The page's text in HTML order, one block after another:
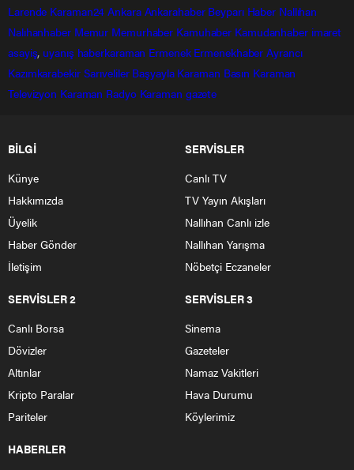
Larende Karaman24 Ankara Ankarahaber Beyparı Haber Nallıhan
Nalıhanhaber Memur Memurhaber Kamuhaber Kamudanhaber imaret
asayiş, uyanış haberkaraman Ermenek Ermenekhaber Ayrancı
Kazımkarabekir Sarıveliler Başyayla Karaman Basın Karaman
Televizyon Karaman Radyo Karaman gazete
BİLGİ
Künye
Hakkımızda
Üyelik
Haber Gönder
İletişim
SERVİSLER
Canlı TV
TV Yayın Akışları
Nallıhan Canlı izle
Nallıhan Yarışma
Nöbetçi Eczaneler
SERVİSLER 2
Canlı Borsa
Dövizler
Altınlar
Kripto Paralar
Pariteler
SERVİSLER 3
Sinema
Gazeteler
Namaz Vakitleri
Hava Durumu
Köylerimiz
HABERLER